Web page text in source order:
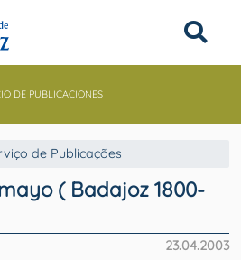
DE PUBLICACIONES
de Publicações
( Badajoz 1800-
23.04.2003